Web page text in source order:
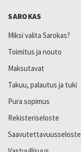
SAROKAS
Miksi valita Sarokas?
Toimitus ja nouto
Maksutavat
Takuu, palautus ja tuki
Pura sopimus
Rekisteriseloste
Saavutettavuusseloste